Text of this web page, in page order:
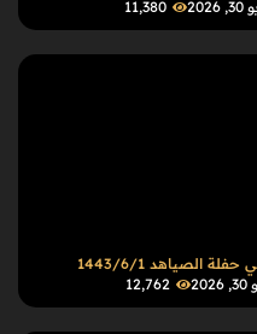
2026 11٬380
الصياهد 1443/6/1
12٬762